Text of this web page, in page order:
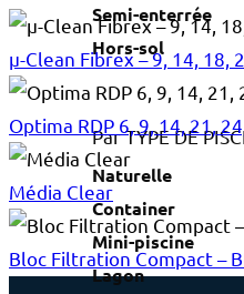
Semi-enterrée
Hors-sol
Par TYPE DE
Naturelle
Container
Mini-piscine
Lagon
µ-Clean Fibrex – 9, 14, 18,
Optima RDP 6, 9, 14, 21,
Média Clear
Bloc Filtration Compact –